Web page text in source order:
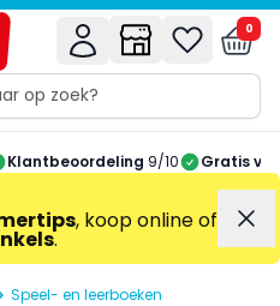
0
Klantbeoordeling 9/10 Gratis
, koop online of
.
Speel- en leerboeken